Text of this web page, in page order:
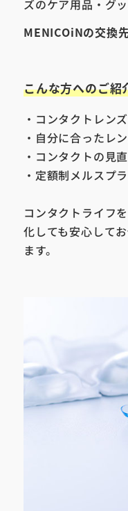
ズのケア用品・グ
MENICOiNの交換
こんな方へのご紹
・コンタクトレン
・自分に合ったレ
・コンタクトの見
・定額制メルスプ
コンタクトライフ
化しても安心して
ます。